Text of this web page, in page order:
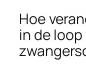
Hoe
in de loop